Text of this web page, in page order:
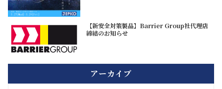
【新安全対策製品】Barrier Group社代理店
締結のお知らせ
アーカイブ